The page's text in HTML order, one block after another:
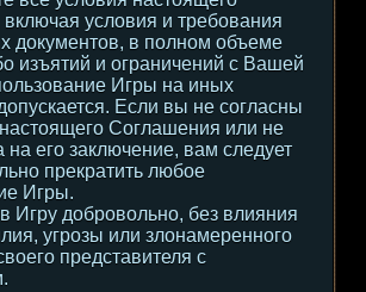
условия и требования
документов, в полном объеме
изъятий и ограничений с Вашей
Игры на иных
Если вы не согласны
Соглашения или не
на его заключение, вам следует
прекратить любое
Игры.
Игру добровольно, без влияния
угрозы или злонамеренного
представителя с